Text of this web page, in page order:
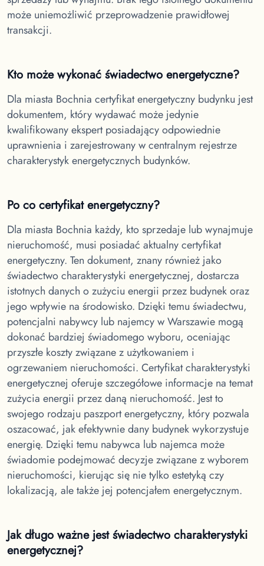
może uniemożliwić przeprowadzenie prawidłowej
transakcji.
Kto może wykonać świadectwo energetyczne?
Dla miasta Bochnia certyfikat energetyczny budynku jest
dokumentem, który wydawać może jedynie
kwalifikowany ekspert posiadający odpowiednie
uprawnienia i zarejestrowany w centralnym rejestrze
charakterystyk energetycznych budynków.
Po co certyfikat energetyczny?
Dla miasta Bochnia każdy, kto sprzedaje lub wynajmuje
nieruchomość, musi posiadać aktualny certyfikat
energetyczny. Ten dokument, znany również jako
świadectwo charakterystyki energetycznej, dostarcza
istotnych danych o zużyciu energii przez budynek oraz
jego wpływie na środowisko. Dzięki temu świadectwu,
potencjalni nabywcy lub najemcy w Warszawie mogą
dokonać bardziej świadomego wyboru, oceniając
przyszłe koszty związane z użytkowaniem i
ogrzewaniem nieruchomości. Certyfikat charakterystyki
energetycznej oferuje szczegółowe informacje na temat
zużycia energii przez daną nieruchomość. Jest to
swojego rodzaju paszport energetyczny, który pozwala
oszacować, jak efektywnie dany budynek wykorzystuje
energię. Dzięki temu nabywca lub najemca może
świadomie podejmować decyzje związane z wyborem
nieruchomości, kierując się nie tylko estetyką czy
lokalizacją, ale także jej potencjałem energetycznym.
Jak długo ważne jest świadectwo charakterystyki
energetycznej?